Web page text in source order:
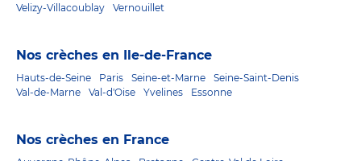
Velizy-Villacoublay
Vernouillet
Nos crèches en Ile-de-France
Hauts-de-Seine Paris Seine-et-Marne
Seine-Saint-Denis
Val-de-Marne
Val-d'Oise Yvelines Essonne
Nos crèches en France